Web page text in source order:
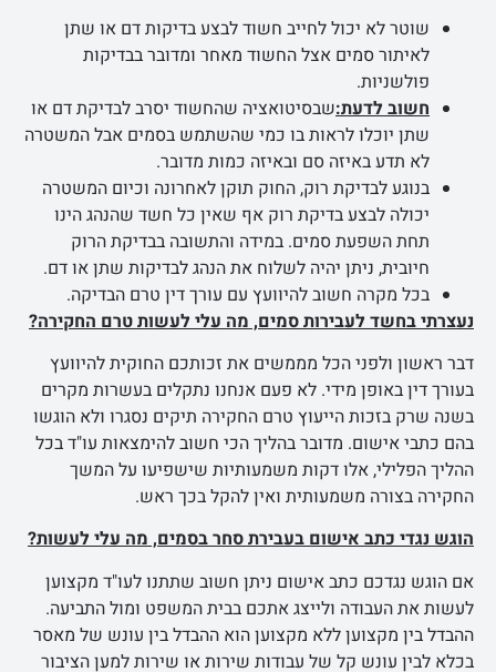
שוטר לא יכול לחייב חשוד לבצע בדיקות דם או שתן
לאיתור סמים אצל החשוד מאחר ומדובר בבדיקות
פולשניות.
חשוב לדעת:שבסיטואציה שהחשוד יסרב לבדיקת דם או
שתן יוכלו לראות בו כמי שהשתמש בסמים אבל המשטרה
לא תדע באיזה סם ובאיזה כמות מדובר.
בנוגע לבדיקת רוק, החוק תוקן לאחרונה וכיום המשטרה
יכולה לבצע בדיקת רוק אף שאין כל חשד שהנהג הינו
תחת השפעת סמים. במידה והתשובה בבדיקת הרוק
חיובית, ניתן יהיה לשלוח את הנהג לבדיקות שתן או דם.
בכל מקרה חשוב להיוועץ עם עורך דין טרם הבדיקה.
נעצרתי בחשד לעבירות סמים, מה עלי לעשות טרם החקירה?
דבר ראשון ולפני הכל מממשים את זכותכם החוקית להיוועץ
בעורך דין באופן מידי. לא פעם אנחנו נתקלים בעשרות מקרים
בשנה שרק בזכות הייעוץ טרם החקירה תיקים נסגרו ולא הוגשו
בהם כתבי אישום. מדובר בהליך הכי חשוב להימצאות עו"ד בכל
ההליך הפלילי, אלו דקות משמעותיות שישפיעו על המשך
החקירה בצורה משמעותית ואין להקל בכך ראש.
הוגש נגדי כתב אישום בעבירת סחר בסמים, מה עלי לעשות?
אם הוגש נגדכם כתב אישום ניתן חשוב שתתנו לעו"ד מקצוען
לעשות את העבודה ולייצג אתכם בבית המשפט ומול התביעה.
ההבדל בין מקצוען ללא מקצוען הוא ההבדל בין עונש של מאסר
בכלא לבין עונש קל של עבודות שירות או שירות למען הציבור